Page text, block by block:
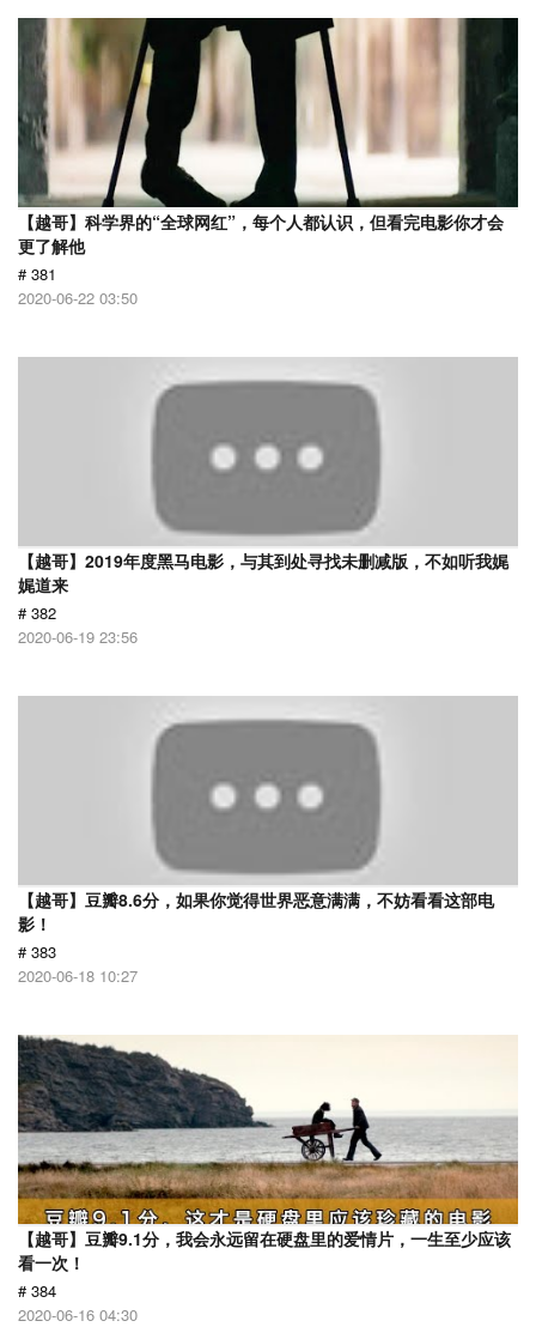
【越哥】科学界的“全球网红”，每个人都认识，但看完电影你才会
更了解他
# 381
2020-06-22 03:50
【越哥】2019年度黑马电影，与其到处寻找未删减版，不如听我娓
娓道来
# 382
2020-06-19 23:56
【越哥】豆瓣8.6分，如果你觉得世界恶意满满，不妨看看这部电
影！
# 383
2020-06-18 10:27
【越哥】豆瓣9.1分，我会永远留在硬盘里的爱情片，一生至少应该
看一次！
# 384
2020-06-16 04:30